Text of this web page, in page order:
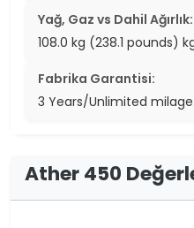
Yağ, Gaz vs Dahil Ağırlık:
108.0 kg (238.1 pounds)
Fabrika Garantisi:
3 Years/Unlimited milage
Ather 450